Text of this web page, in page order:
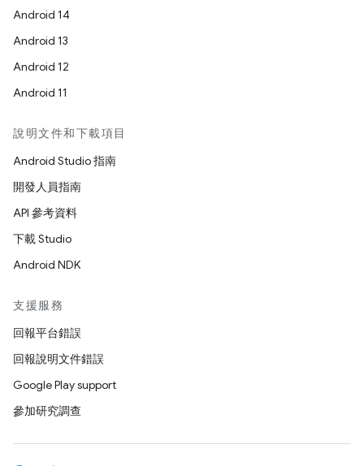
Android 14
Android 13
Android 12
Android 11
說明文件和下載項目
Android Studio 指南
開發人員指南
API 參考資料
下載 Studio
Android NDK
支援服務
回報平台錯誤
回報說明文件錯誤
Google Play support
參加研究調查